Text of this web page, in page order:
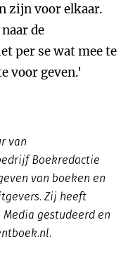
zijn voor elkaar.
de
per se wat mee te
voor geven.'
van
Boekredactie
van boeken en
Zij heeft
gestudeerd en